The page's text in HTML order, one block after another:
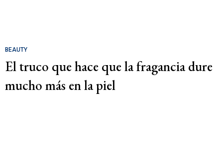
BEAUTY
El truco que hace que la fragancia dure
mucho más en la piel